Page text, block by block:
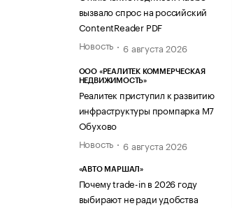
вызвало спрос на российский
ContentReader PDF
Новость
6 августа 2026
ООО «РЕАЛИТЕК КОММЕРЧЕСКАЯ
НЕДВИЖИМОСТЬ»
Реалитек приступил к развитию
инфраструктуры промпарка М7
Обухово
Новость
6 августа 2026
«АВТО МАРШАЛ»
Почему trade-in в 2026 году
выбирают не ради удобства